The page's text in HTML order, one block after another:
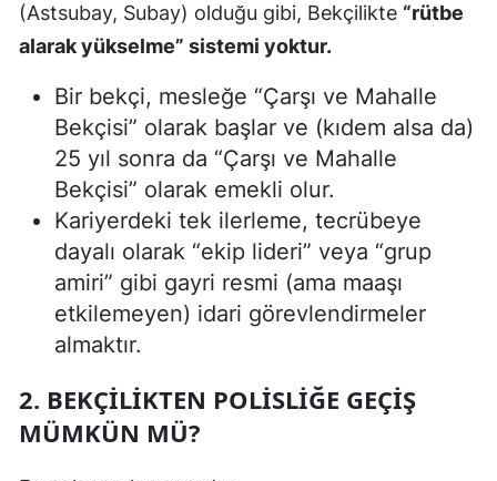
(Astsubay, Subay) olduğu gibi, Bekçilikte “rütbe
alarak yükselme” sistemi yoktur.
Bir bekçi, mesleğe “Çarşı ve Mahalle
Bekçisi” olarak başlar ve (kıdem alsa da)
25 yıl sonra da “Çarşı ve Mahalle
Bekçisi” olarak emekli olur.
Kariyerdeki tek ilerleme, tecrübeye
dayalı olarak “ekip lideri” veya “grup
amiri” gibi gayri resmi (ama maaşı
etkilemeyen) idari görevlendirmeler
almaktır.
2. BEKÇILIKTEN POLISLIĞE GEÇIŞ
MÜMKÜN MÜ?